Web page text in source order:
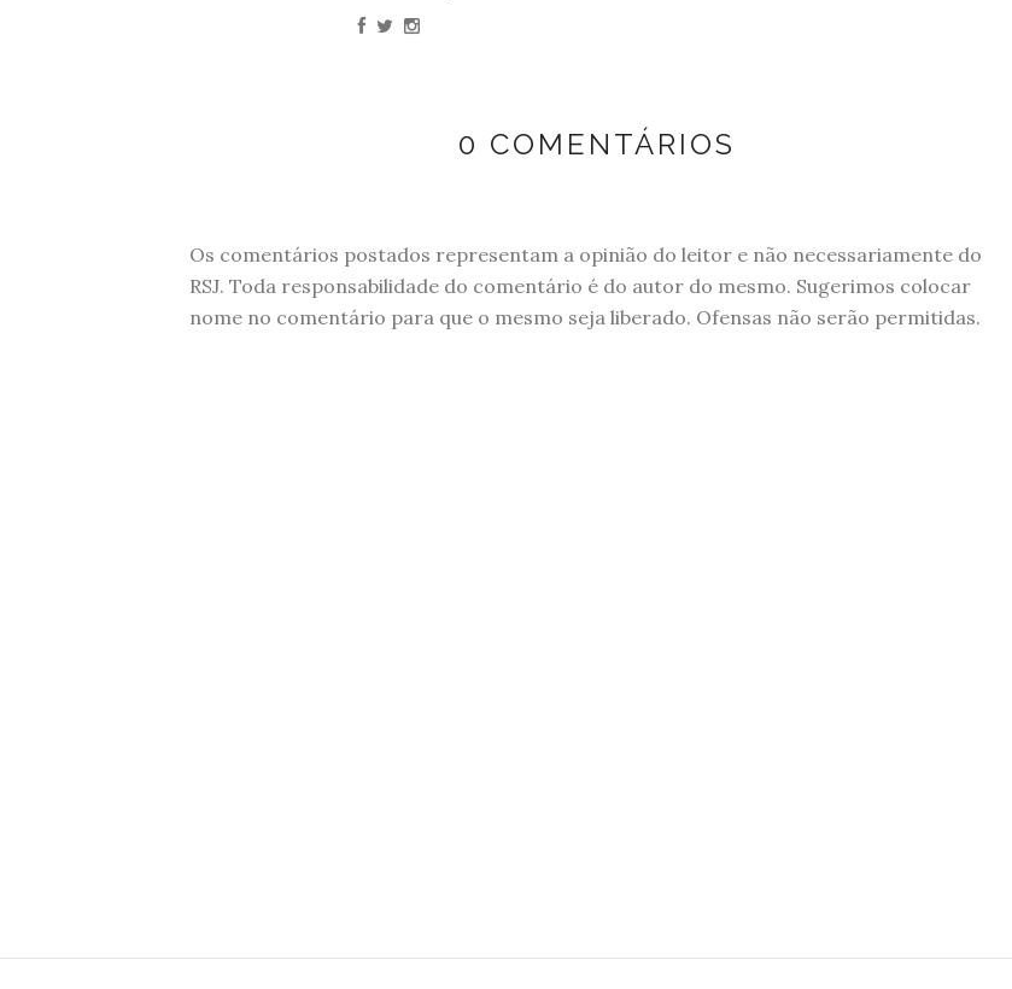
0 COMENTÁRIOS
Os comentários postados representam a opinião do leitor e não necessariamente do
RSJ. Toda responsabilidade do comentário é do autor do mesmo. Sugerimos colocar
nome no comentário para que o mesmo seja liberado. Ofensas não serão permitidas.